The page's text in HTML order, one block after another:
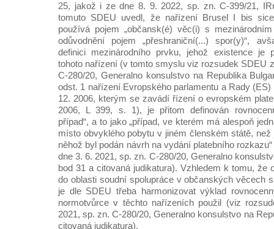
25, jakož i ze dne 8. 9. 2022, sp. zn. C‑399/21,
tomuto SDEU uvedl, že nařízení Brusel I bis
používá pojem „občansk(é) věc(i) s
odůvodnění pojem „přeshraniční(...) spor(y)“,
definici mezinárodního prvku, jehož existence je
tohoto nařízení (v tomto smyslu viz rozsudek SDEU
C‑280/20, Generalno konsulstvo na Republika
odst. 1 nařízení Evropského parlamentu a Rady
12. 2006, kterým se zavádí řízení o evropském
2006, L 399, s. 1), je přitom definován
případ“, a to jako „případ, ve kterém má alespoň
místo obvyklého pobytu v jiném členském státě,
něhož byl podán návrh na vydání platebního
dne 3. 6. 2021, sp. zn. C‑280/20, Generalno
bod 31 a citovaná judikatura). Vzhledem k tomu, že
do oblasti soudní spolupráce v občanských věcech
je dle SDEU třeba harmonizovat výklad
normotvůrce v těchto nařízeních použil (viz
2021, sp. zn. C‑280/20, Generalno konsulstvo na
citovaná judikatura).